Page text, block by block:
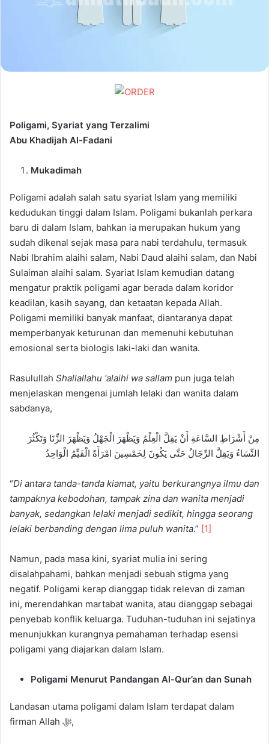
Poligami, Syariat yang Terzalimi
Abu Khadijah Al-Fadani
Mukadimah
Poligami adalah salah satu syariat Islam yang memiliki
kedudukan tinggi dalam Islam. Poligami bukanlah perkara
baru di dalam Islam, bahkan ia merupakan hukum yang
sudah dikenal sejak masa para nabi terdahulu, termasuk
Nabi Ibrahim alaihi salam, Nabi Daud alaihi salam, dan Nabi
Sulaiman alaihi salam. Syariat Islam kemudian datang
mengatur praktik poligami agar berada dalam koridor
keadilan, kasih sayang, dan ketaatan kepada Allah.
Poligami memiliki banyak manfaat, diantaranya dapat
memperbanyak keturunan dan memenuhi kebutuhan
emosional serta biologis laki-laki dan wanita.
Rasulullah Shallallahu ‘alaihi wa sallam pun juga telah
menjelaskan mengenai jumlah lelaki dan wanita dalam
sabdanya,
مِنْ أَشْرَاطِ السَّاعَةِ أَنْ يَقِلَّ الْعِلْمُ وَيَظْهَرَ الْجَهْلُ وَيَظْهَرَ الزِّنَا وَتَكْثُرَ
النِّسَاءُ وَيَقِلَّ الرِّجَالُ حَتَّى يَكُونَ لِخَمْسِينَ امْرَأَةً الْقَيِّمُ الْوَاحِدُ
“Di antara tanda-tanda kiamat, yaitu berkurangnya ilmu dan
tampaknya kebodohan, tampak zina dan wanita menjadi
banyak, sedangkan lelaki menjadi sedikit, hingga seorang
lelaki berbanding dengan lima puluh wanita.” [1]
Namun, pada masa kini, syariat mulia ini sering
disalahpahami, bahkan menjadi sebuah stigma yang
negatif. Poligami kerap dianggap tidak relevan di zaman
ini, merendahkan martabat wanita, atau dianggap sebagai
penyebab konflik keluarga. Tuduhan-tuduhan ini sejatinya
menunjukkan kurangnya pemahaman terhadap esensi
poligami yang diajarkan dalam Islam.
Poligami Menurut Pandangan Al-Qur’an dan Sunah
Landasan utama poligami dalam Islam terdapat dalam
firman Allah ﷻ,